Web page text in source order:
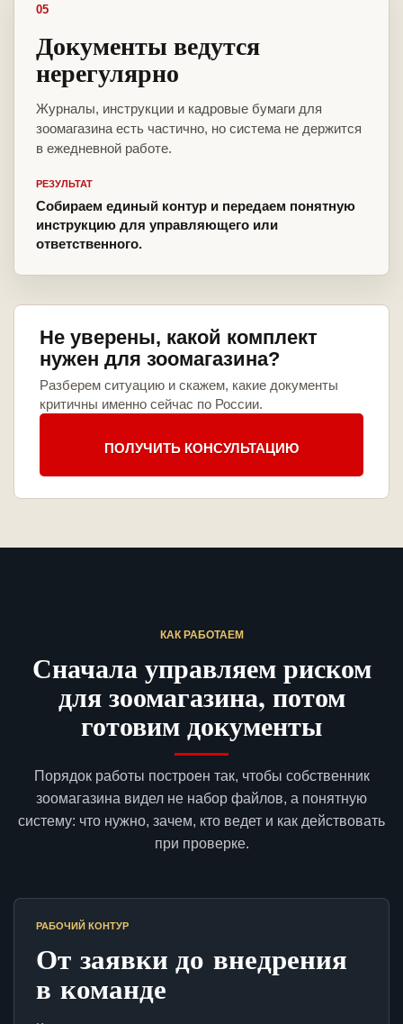
05
Документы ведутся
нерегулярно
Журналы, инструкции и кадровые бумаги для
зоомагазина есть частично, но система не держится
в ежедневной работе.
РЕЗУЛЬТАТ
Собираем единый контур и передаем понятную
инструкцию для управляющего или
ответственного.
Не уверены, какой комплект
нужен для зоомагазина?
Разберем ситуацию и скажем, какие документы
критичны именно сейчас по России.
ПОЛУЧИТЬ КОНСУЛЬТАЦИЮ
КАК РАБОТАЕМ
Сначала управляем риском
для зоомагазина, потом
готовим документы
Порядок работы построен так, чтобы собственник
зоомагазина видел не набор файлов, а понятную
систему: что нужно, зачем, кто ведет и как действовать
при проверке.
РАБОЧИЙ КОНТУР
От заявки до внедрения
в команде